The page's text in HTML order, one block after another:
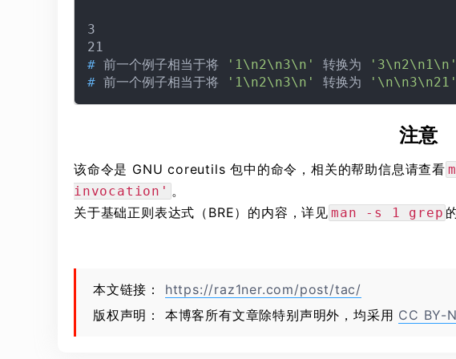
3
# 前一个例子相当于将 '1\n2\n3\n' 转换为
'3\n2\n1\n'
# 前一个例子相当于将 '1\n2\n3\n' 转换为 '\n\n3\n21'
注意
该命令是 GNU coreutils 包中的命令，相关的帮助信息请查看
invocation' 。
关于基础正则表达式（BRE）的内容，详见 man -s 1 grep
本文链接： https://raz1ner.com/post/tac/
版权声明： 本博客所有文章除特别声明外，均采用 CC BY-